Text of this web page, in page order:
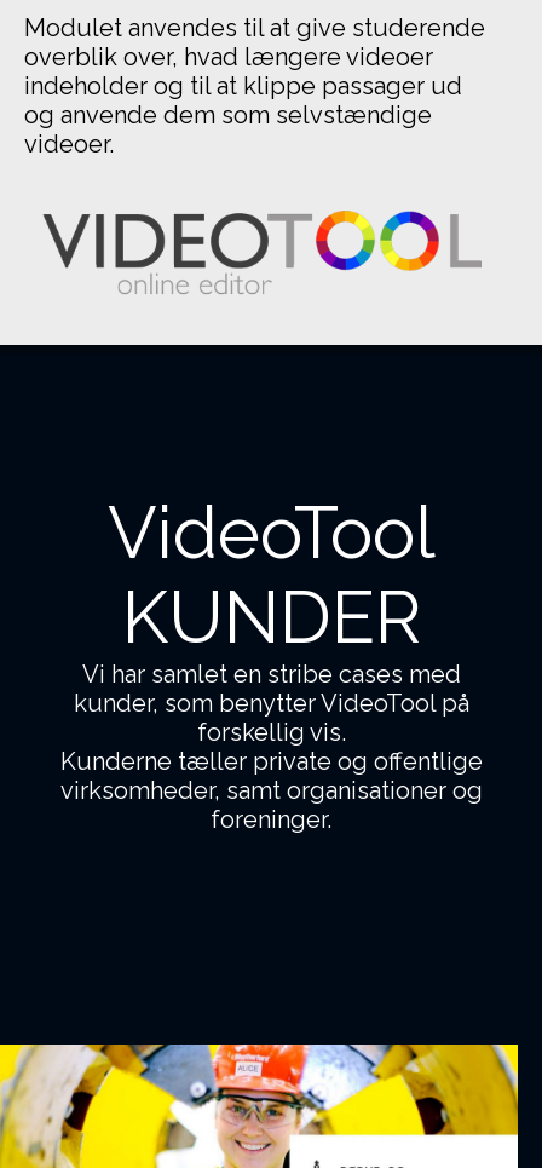
Modulet anvendes til at give studerende
overblik over, hvad længere videoer
indeholder og til at klippe passager ud
og anvende dem som selvstændige
videoer.
VideoTool
KUNDER
Vi har samlet en stribe cases med
kunder, som benytter VideoTool på
forskellig vis.
Kunderne tæller private og offentlige
virksomheder, samt organisationer og
foreninger.